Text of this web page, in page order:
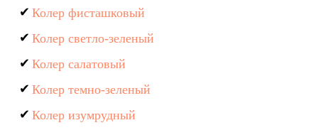
Колер фисташковый
Колер светло-зеленый
Колер салатовый
Колер темно-зеленый
Колер изумрудный